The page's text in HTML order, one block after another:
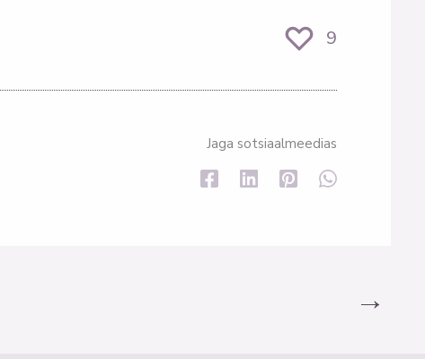
9
Jaga sotsiaalmeedias
→